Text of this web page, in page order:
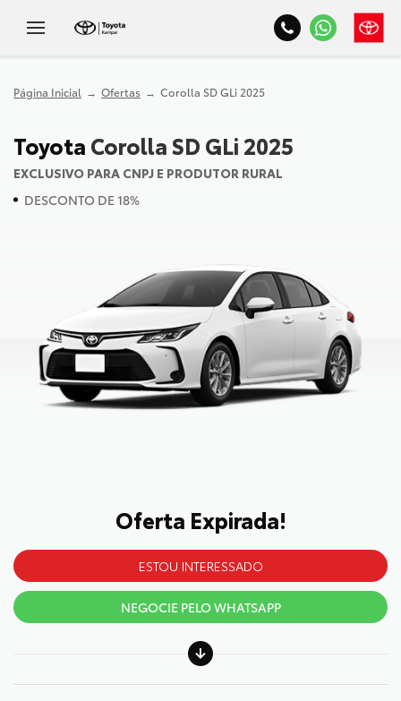
Página Inicial Ofertas Corolla SD GLi 2025
Toyota Corolla SD GLi 2025
EXCLUSIVO PARA CNPJ E PRODUTOR RURAL
DESCONTO DE 18%
Oferta Expirada!
ESTOU INTERESSADO
NEGOCIE PELO WHATSAPP